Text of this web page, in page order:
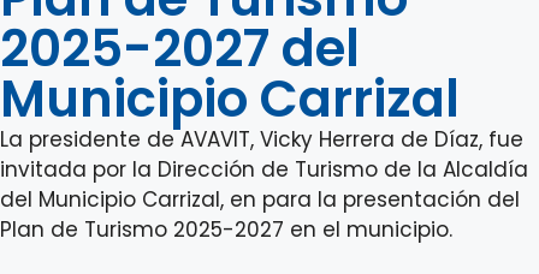
2025-2027 del
Municipio Carrizal
La presidente de AVAVIT, Vicky Herrera de Díaz, fue
invitada por la Dirección de Turismo de la Alcaldía
del Municipio Carrizal, en para la presentación del
Plan de Turismo 2025-2027 en el municipio.